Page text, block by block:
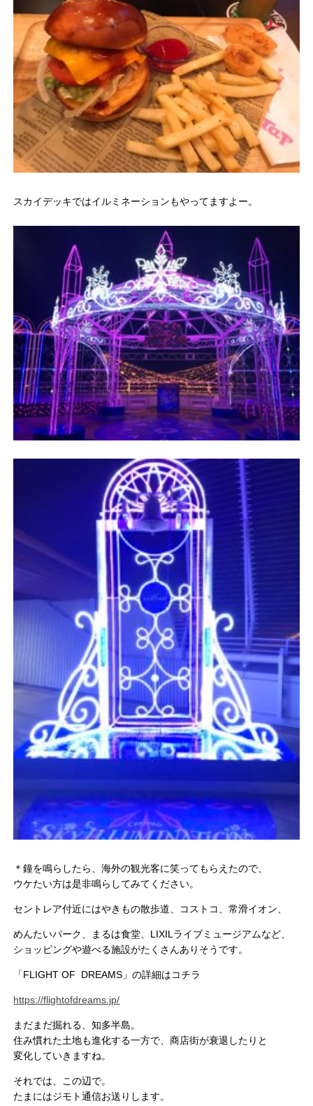
スカイデッキではイルミネーションもやってますよー。
＊鐘を鳴らしたら、海外の観光客に笑ってもらえたので、
ウケたい方は是非鳴らしてみてください。
セントレア付近にはやきもの散歩道、コストコ、常滑イオン、
めんたいパーク、まるは食堂、 LIXILライブミュージアムなど、
ショッピングや遊べる施設がたくさんありそうです。
「FLIGHT OF DREAMS」の詳細はコチラ
https://flightofdreams.jp/
まだまだ掘れる、知多半島。
住み慣れた土地も進化する一方で、商店街が衰退したりと
変化していきますね。
それでは、この辺で。
たまにはジモト通信お送りします。